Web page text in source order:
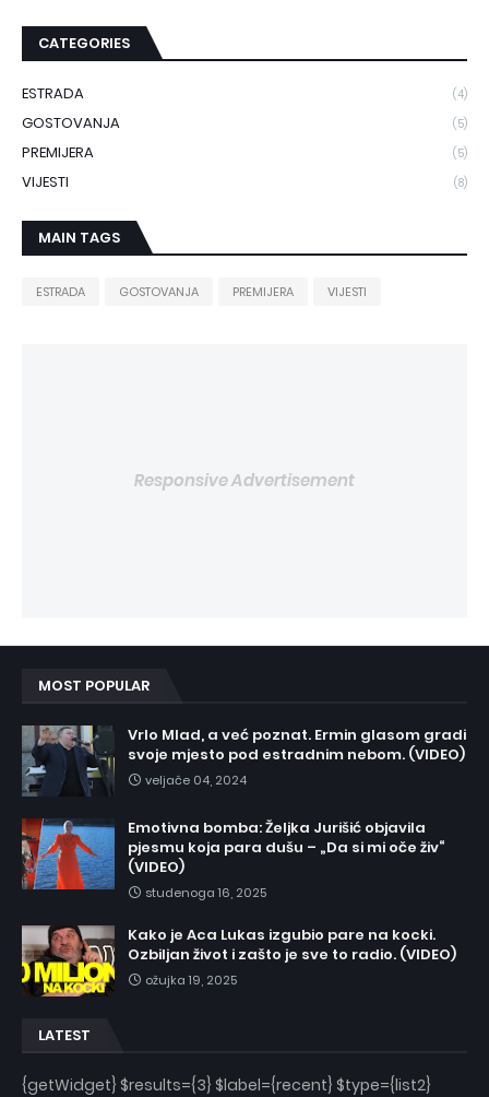
CATEGORIES
ESTRADA (4)
GOSTOVANJA (5)
PREMIJERA (5)
VIJESTI (8)
MAIN TAGS
ESTRADA GOSTOVANJA PREMIJERA VIJESTI
Responsive Advertisement
MOST POPULAR
Vrlo Mlad, a već poznat. Ermin glasom gradi
svoje mjesto pod estradnim nebom. (VIDEO)
veljače 04, 2024
Emotivna bomba: Željka Jurišić objavila
pjesmu koja para dušu – „Da si mi oče živ“
(VIDEO)
studenoga 16, 2025
Kako je Aca Lukas izgubio pare na kocki.
Ozbiljan život i zašto je sve to radio. (VIDEO)
ožujka 19, 2025
LATEST
{getWidget} $results={3} $label={recent} $type={list2}